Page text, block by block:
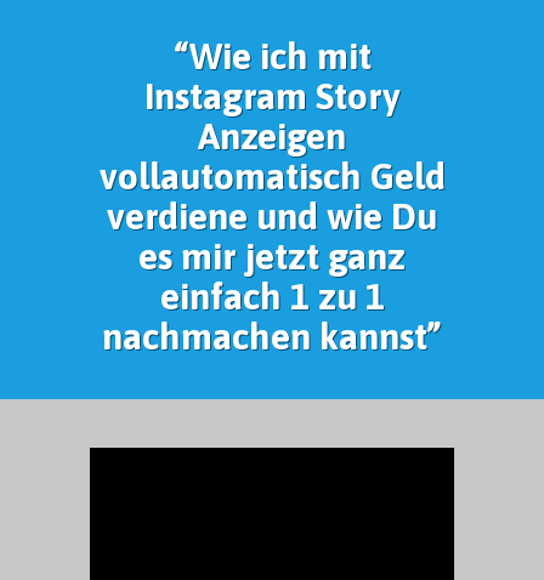
“Wie ich mit
Instagram Story
Anzeigen
vollautomatisch Geld
verdiene und wie Du
es mir jetzt ganz
einfach 1 zu 1
nachmachen kannst”